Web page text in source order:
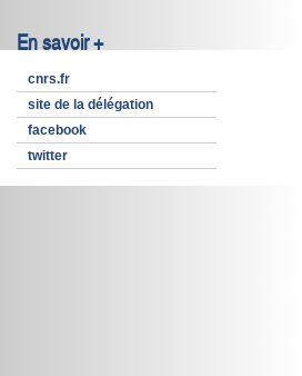
En savoir +
cnrs.fr
site de la délégation
facebook
twitter